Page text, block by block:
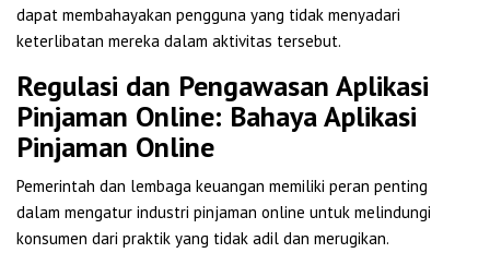
dapat membahayakan pengguna yang tidak menyadari
keterlibatan mereka dalam aktivitas tersebut.
Regulasi dan Pengawasan Aplikasi
Pinjaman Online: Bahaya Aplikasi
Pinjaman Online
Pemerintah dan lembaga keuangan memiliki peran penting
dalam mengatur industri pinjaman online untuk melindungi
konsumen dari praktik yang tidak adil dan merugikan.